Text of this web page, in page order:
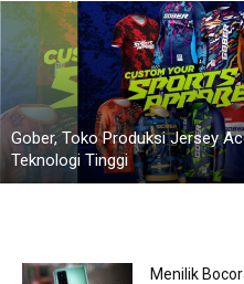
Gober, Toko Produksi Jersey
Teknologi Tinggi
Menilik